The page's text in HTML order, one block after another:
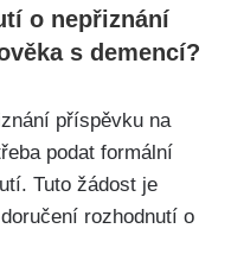
o nepřiznání
s demencí?
příspěvku na
podat formální
Tuto žádost je
rozhodnutí o